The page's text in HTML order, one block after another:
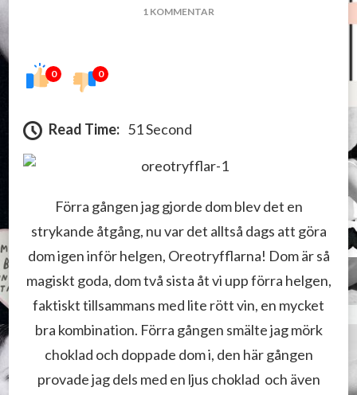
1 KOMMENTAR
0 0
Read Time: 51 Second
Förra gången jag gjorde dom blev det en
strykande åtgång, nu var det alltså dags att göra
dom igen inför helgen, Oreotryfflarna! Dom är så
magiskt goda, dom två sista åt vi upp förra helgen,
faktiskt tillsammans med lite rött vin, en mycket
bra kombination. Förra gången smälte jag mörk
choklad och doppade dom i, den här gången
provade jag dels med en ljus choklad och även